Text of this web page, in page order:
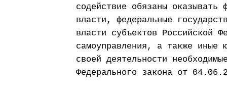
содействие обязаны оказывать
власти, федеральные
власти субъектов Российской
самоуправления, а также иные
своей деятельности
Федерального закона от